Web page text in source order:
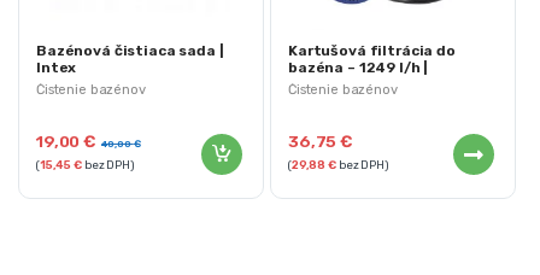
Čistenie bazénov
Bazénová čistiaca sada |
Intex
19,00€ 40,00€
(15,45€bez DPH)
Čistenie bazénov
Kartušová filtrácia do
bazéna – 1249 l/h |
Bestway 58381
36,75€
(29,88€bez DPH)